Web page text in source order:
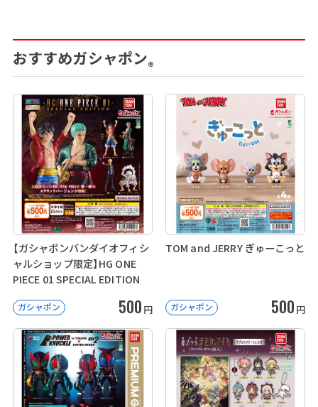
おすすめガシャポン®
【ガシャポンバンダイオフィシ
ャルショップ限定】HG ONE
PIECE 01 SPECIAL EDITION
ガシャポン 500 円
TOM and JERRY ぎゅーこっと
ガシャポン 500 円